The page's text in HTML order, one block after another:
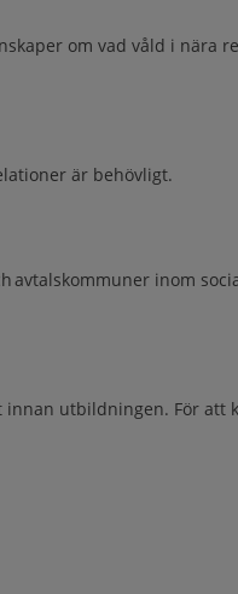
om vad våld i nära
är behövligt.
avtalskommuner inom
innan utbildningen. För